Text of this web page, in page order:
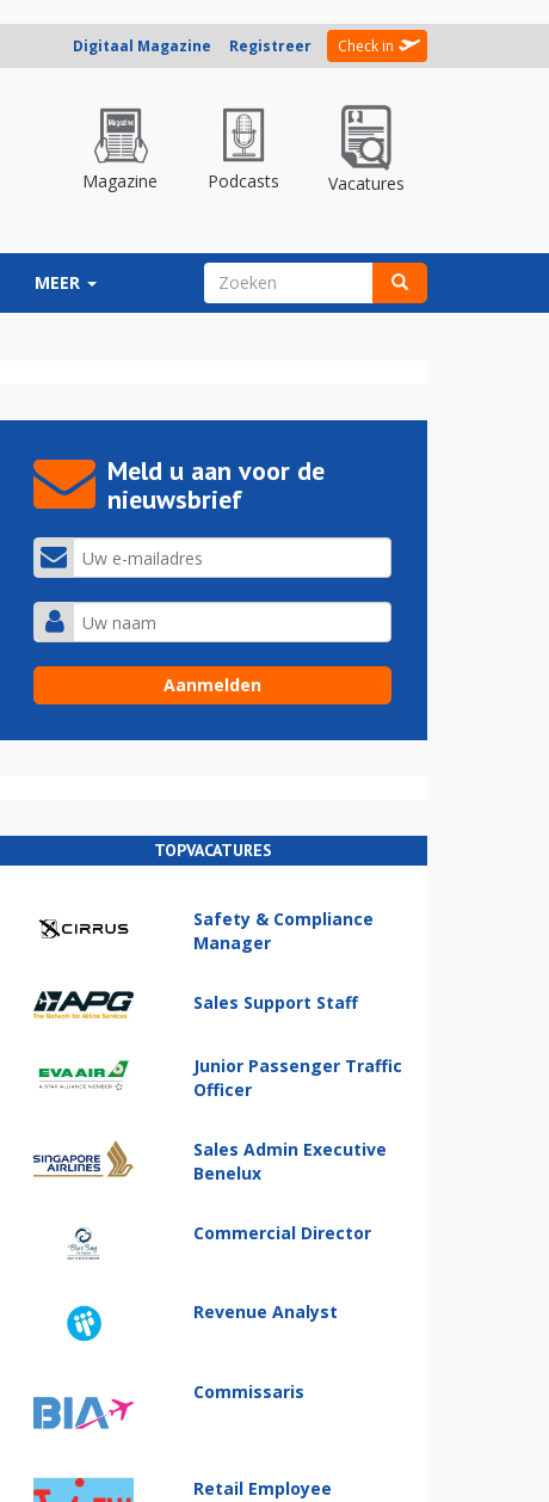
Digitaal Magazine Registreer Check in
Magazine Podcasts Vacatures
MEER ZOEKVELD
Meld u aan voor de
nieuwsbrief
TOPVACATURES
Safety & Compliance
Manager
Sales Support Staff
Junior Passenger Traffic
Officer
Sales Admin Executive
Benelux
Commercial Director
Revenue Analyst
Commissaris
Retail Employee